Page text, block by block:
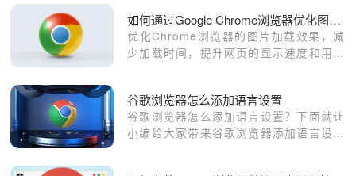
如何通过Google Chrome浏览器优化图片加载效果
优化Chrome浏览器的图片加载效果，减
少加载时间，提升网页的显示速度和用户
谷歌浏览器怎么添加语言设置
谷歌浏览器怎么添加语言设置？下面就让
小编给大家带来谷歌浏览器添加语言设置